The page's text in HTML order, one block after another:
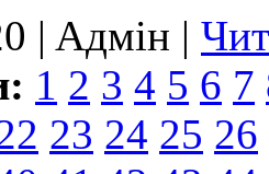
| Aдмін |
1 2 3 4 5 6 7
23 24 25 26